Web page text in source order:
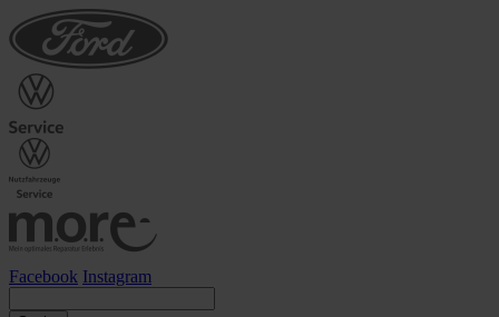
Facebook Instagram